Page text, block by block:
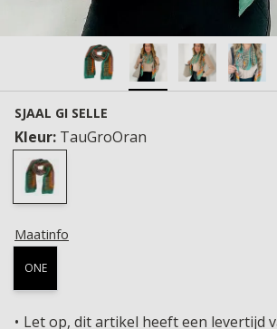
SJAAL GI SELLE
Kleur: TauGroOran
Maatinfo
ONE
Let op, dit artikel heeft een levertijd